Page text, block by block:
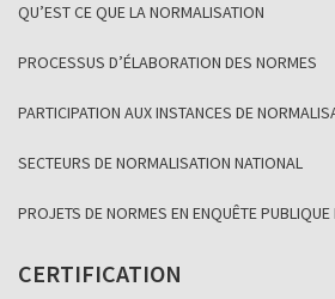
QU’EST CE QUE LA NORMALISATION
PROCESSUS D’ÉLABORATION DES NORMES
PARTICIPATION AUX INSTANCES DE
SECTEURS DE NORMALISATION NATIONAL
PROJETS DE NORMES EN ENQUÊTE
CERTIFICATION